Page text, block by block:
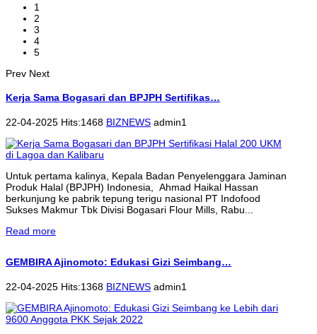
1
2
3
4
5
Prev Next
Kerja Sama Bogasari dan BPJPH Sertifikas…
22-04-2025 Hits:1468 BIZNEWS admin1
Untuk pertama kalinya, Kepala Badan Penyelenggara Jaminan
Produk Halal (BPJPH) Indonesia, Ahmad Haikal Hassan
berkunjung ke pabrik tepung terigu nasional PT Indofood
Sukses Makmur Tbk Divisi Bogasari Flour Mills, Rabu...
Read more
GEMBIRA Ajinomoto: Edukasi Gizi Seimbang…
22-04-2025 Hits:1368 BIZNEWS admin1